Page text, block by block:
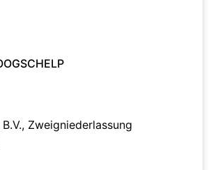
Zweigniederlassung